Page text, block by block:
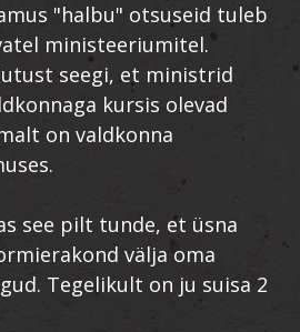
"halbu" otsuseid tuleb
ministeeriumitel.
seegi, et ministrid
kursis olevad
on valdkonna
see pilt tunde, et üsna
välja oma
Tegelikult on ju suisa 2